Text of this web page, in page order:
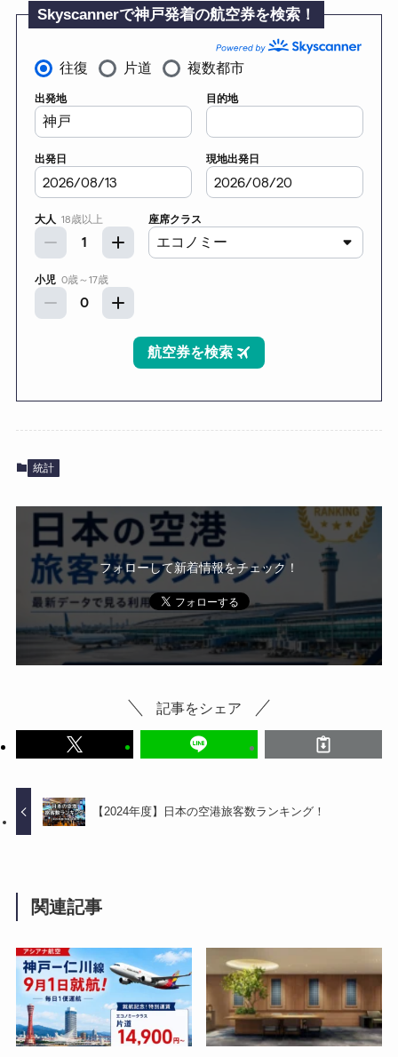
Skyscannerで神戸発着の航空券を検索！
統計
フォローして新着情報をチェック！
記事をシェア
【2024年度】日本の空港旅客数ランキング！
関連記事